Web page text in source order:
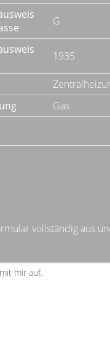
G
1935
Gas
vollständig aus